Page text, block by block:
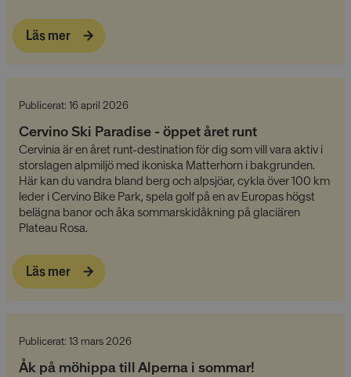
Läs mer
Publicerat: 16 april 2026
Cervino Ski Paradise - öppet året runt
Cervinia är en året runt-destination för dig som vill vara aktiv i
storslagen alpmiljö med ikoniska Matterhorn i bakgrunden.
Här kan du vandra bland berg och alpsjöar, cykla över 100 km
leder i Cervino Bike Park, spela golf på en av Europas högst
belägna banor och åka sommarskidåkning på glaciären
Plateau Rosa.
Läs mer
Publicerat: 13 mars 2026
Åk på möhippa till Alperna i sommar!